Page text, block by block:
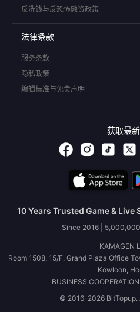
反洗钱与反恐怖融资政策
法律条款
服务条款
隐私政策
编辑标准与免责声明
获取最
10 Years Trusted Game &
Since 2016 |
KAMAGEN
Room 1508, 15/F, Grand Plaza Office
Kowloon,
BUSINESS
© 2016-2026 BitTopup.